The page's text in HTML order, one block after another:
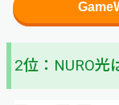
2位：NURO光